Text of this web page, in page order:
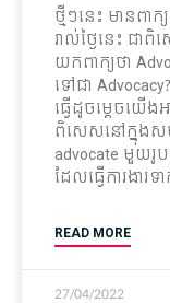
ថ្មីៗនេះ មាន​ព
រាល់ថ្ងៃ​នេះ ជា​
យកពាក្យ​ថា
ទៅ​ជា
ធ្វើ​ដូច​ម្ដេច​យើង​
ពិសេស​នៅ​ក្នុង​ស
advocate មួយ​រូប​
ដែល​ធ្វើ​ការងា
READ MORE
27/04/2022